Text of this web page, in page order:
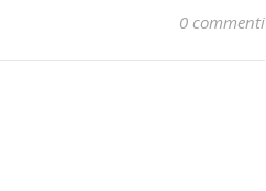
0 commenti